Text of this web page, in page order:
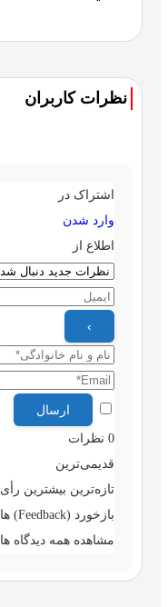
نظرات کاربران
اشتراک در
وارد شدن
اطلاع از
0 نظرات
قدیمی‌ترین
تازه‌ترین بیشترین رأی
بازخورد (Feedback) های اینلاین
مشاهده همه دیدگاه ها